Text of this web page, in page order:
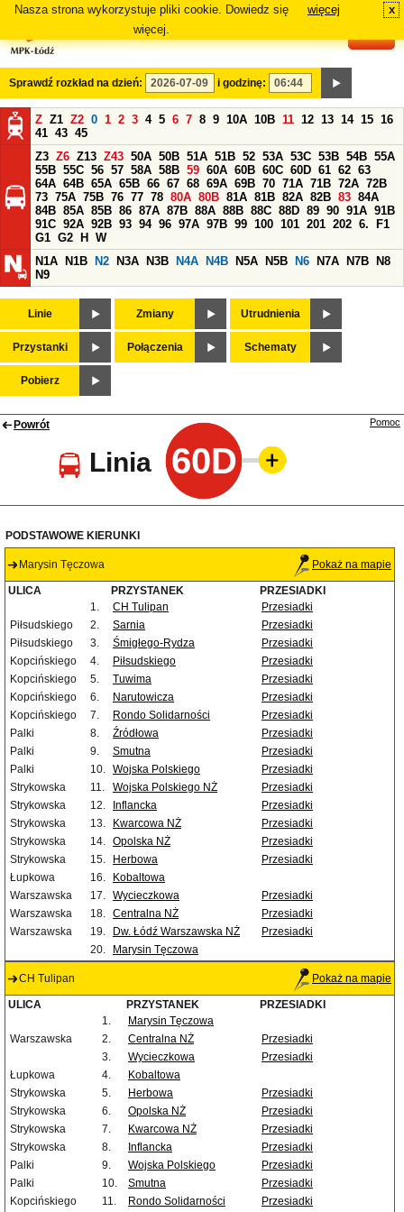
Nasza strona wykorzystuje pliki cookie. Dowiedz się
więcej.
więcej x
Sprawdź rozkład na dzień: i godzinę:
Z Z1 Z2 0 1 2 3 4 5 6 7 8 9 10A 10B 11 12 13 14 15 16
41 43 45
Z3 Z6 Z13 Z43 50A 50B 51A 51B 52 53A 53C 53B 54B 55A
55B 55C 56 57 58A 58B 59 60A 60B 60C 60D 61 62 63
64A 64B 65A 65B 66 67 68 69A 69B 70 71A 71B 72A 72B
73 75A 75B 76 77 78 80A 80B 81A 81B 82A 82B 83 84A
84B 85A 85B 86 87A 87B 88A 88B 88C 88D 89 90 91A 91B
91C 92A 92B 93 94 96 97A 97B 99 100 101 201 202 6.
F1
G1 G2 H
W
N1A
N1B N2 N3A N3B N4A N4B N5A N5B N6 N7A N7B
N8
N9
Linie Zmiany Utrudnienia
Przystanki Połączenia Schematy
Pobierz
Powrót
Linia 60D
Pomoc
PODSTAWOWE KIERUNKI
Marysin Tęczowa Pokaż na mapie
ULICA PRZYSTANEK
PRZESIADKI
1.
CH Tulipan
Przesiadki
Piłsudskiego
2. Sarnia
Przesiadki
Piłsudskiego
3. Śmigłego-Rydza
Przesiadki
Kopcińskiego
4. Piłsudskiego
Przesiadki
Kopcińskiego
5. Tuwima
Przesiadki
Kopcińskiego
6. Narutowicza
Przesiadki
Kopcińskiego
7. Rondo Solidarności
Przesiadki
Palki
8. Źródłowa
Przesiadki
Palki
9. Smutna
Przesiadki
Palki
10. Wojska Polskiego
Przesiadki
Strykowska
11. Wojska Polskiego NŻ
Przesiadki
Strykowska
12. Inflancka
Przesiadki
Strykowska
13. Kwarcowa NŻ
Przesiadki
Strykowska
14. Opolska NŻ
Przesiadki
Strykowska
15. Herbowa
Przesiadki
Łupkowa
16.
Kobaltowa
Warszawska
17. Wycieczkowa
Przesiadki
Warszawska
18. Centralna NŻ
Przesiadki
Warszawska
19. Dw. Łódź Warszawska NŻ
Przesiadki
20.
Marysin Tęczowa
CH Tulipan Pokaż na mapie
ULICA PRZYSTANEK
PRZESIADKI
1.
Marysin Tęczowa
Warszawska
2. Centralna NŻ
Przesiadki
3.
Wycieczkowa
Przesiadki
Łupkowa
4.
Kobaltowa
Strykowska
5. Herbowa
Przesiadki
Strykowska
6. Opolska NŻ
Przesiadki
Strykowska
7. Kwarcowa NŻ
Przesiadki
Strykowska
8. Inflancka
Przesiadki
Palki
9. Wojska Polskiego
Przesiadki
Palki
10. Smutna
Przesiadki
Kopcińskiego
11. Rondo Solidarności Przesiadki